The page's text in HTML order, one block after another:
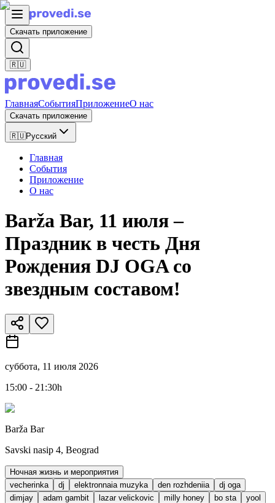
Скачать приложение
🇷🇺
ГлавнаяСобытияПриложениеО нас
Скачать приложение
🇷🇺Русский
Главная
События
Приложение
О нас
Barža Bar, 11 июля –
Праздник в честь Дня
Рождения DJ OGA со
звездным составом!
суббота, 11 июля 2026
15:00 - 21:30h
Barža Bar
Savski nasip 4, Beograd
Ночная жизнь и мероприятия
vecherinka
dj elektronnaia muzyka den rozhdeniia
dj oga
dimjay
adam gambit lazar velickovic milly honey bo sta
yool